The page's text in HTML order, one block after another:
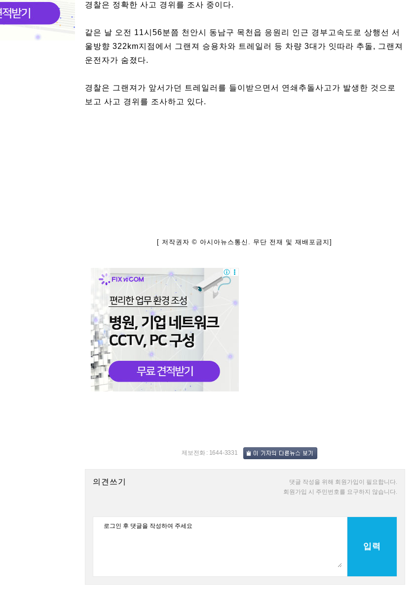
경찰은 정확한 사고 경위를 조사 중이다.
같은 날 오전 11시56분쯤 천안시 동남구 목천읍 응원리 인근 경부고속도로 상행선 서
울방향 322km지점에서 그랜져 승용차와 트레일러 등 차량 3대가 잇따라 추돌, 그랜져
운전자가 숨졌다.
경찰은 그랜져가 앞서가던 트레일러를 들이받으면서 연쇄추돌사고가 발생한 것으로
보고 사고 경위를 조사하고 있다.
[ 저작권자 © 아시아뉴스통신. 무단 전재 및 재배포금지]
제보전화 : 1644-3331
의견쓰기
댓글 작성을 위해 회원가입이 필요합니다.
회원가입 시 주민번호를 요구하지 않습니다.
입력